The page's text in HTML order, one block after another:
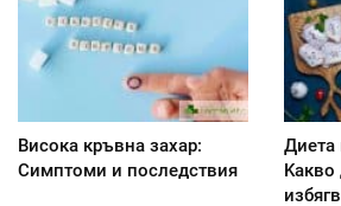
Висока кръвна захар:
Симптоми и последствия
Диета